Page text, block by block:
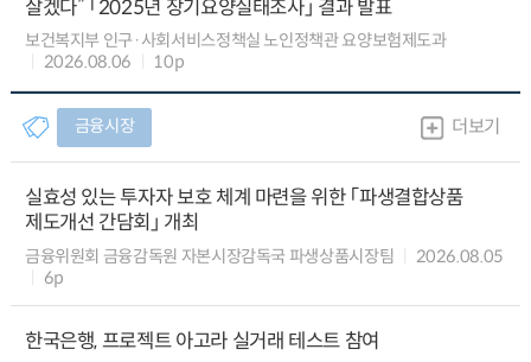
살겠다” 「2025년 장기요양실태조사」 결과 발표
보건복지부 인구·사회서비스정책실 노인정책관 요양보험제도과
2026.08.06
10p
금융시장 더보기
실효성 있는 투자자 보호 체계 마련을 위한 「파생결합상품
제도개선 간담회」 개최
금융위원회 금융감독원 자본시장감독국 파생상품시장팀
2026.08.05
6p
한국은행, 프로젝트 아고라 실거래 테스트 참여